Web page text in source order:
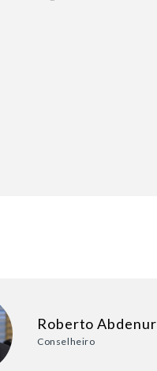
Roberto Abdenur
Conselheiro